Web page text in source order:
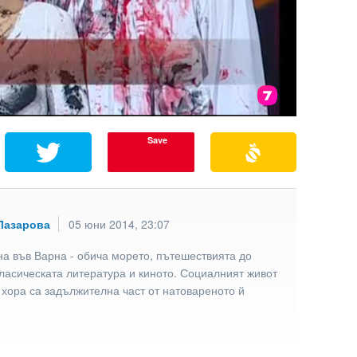
Save
05 юни 2014, 23:07
във Варна - обича морето, пътешествията до
литература и киното. Социалният живот
са задължителна част от натовареното й